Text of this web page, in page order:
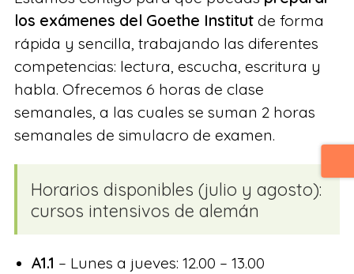
los exámenes del Goethe Institut de forma
rápida y sencilla, trabajando las diferentes
competencias: lectura, escucha, escritura y
habla. Ofrecemos 6 horas de clase
semanales, a las cuales se suman 2 horas
semanales de simulacro de examen.
Horarios disponibles (julio y agosto):
cursos intensivos de alemán
A1.1 – Lunes a jueves: 12.00 – 13.00